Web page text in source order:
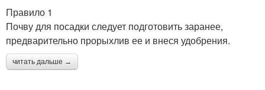
Правило 1
Почву для посадки следует подготовить заранее,
предварительно прорыхлив ее и внеся удобрения.
читать дальше →